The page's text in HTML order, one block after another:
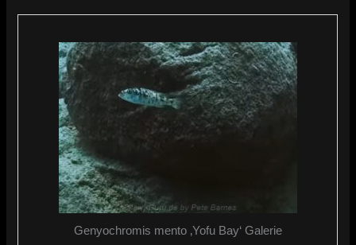
Genyochromis mento ‚Yofu Bay‘ Galerie